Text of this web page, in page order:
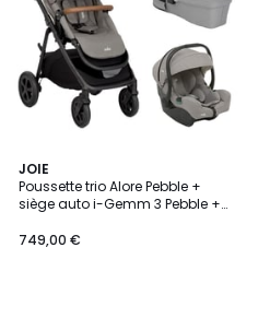
JOIE
Poussette trio Alore Pebble +
siège auto i-Gemm 3 Pebble +
749,00 €